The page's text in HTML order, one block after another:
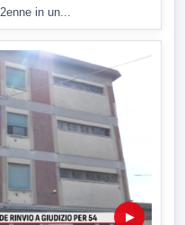
in un...
▶